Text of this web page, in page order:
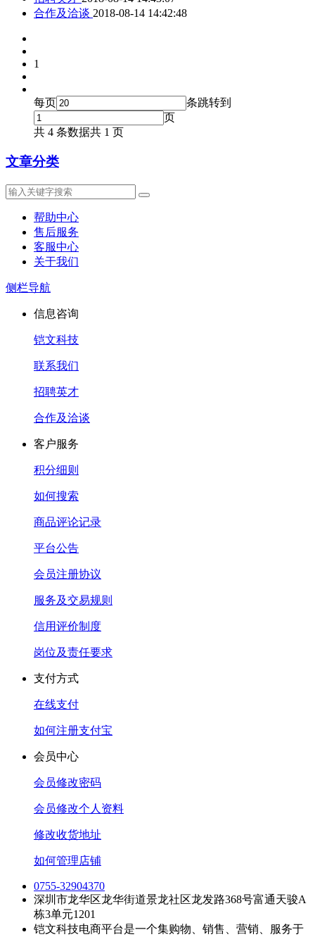
合作及洽谈 2018-08-14 14:42:48
1
每页 条跳转到
页
共 4 条数据共 1 页
文章分类
帮助中心
售后服务
客服中心
关于我们
侧栏导航
信息咨询
铠文科技
联系我们
招聘英才
合作及洽谈
客户服务
积分细则
如何搜索
商品评论记录
平台公告
会员注册协议
服务及交易规则
信用评价制度
岗位及责任要求
支付方式
在线支付
如何注册支付宝
会员中心
会员修改密码
会员修改个人资料
修改收货地址
如何管理店铺
0755-32904370
深圳市龙华区龙华街道景龙社区龙发路368号富通天骏A
栋3单元1201
铠文科技电商平台是一个集购物、销售、营销、服务于